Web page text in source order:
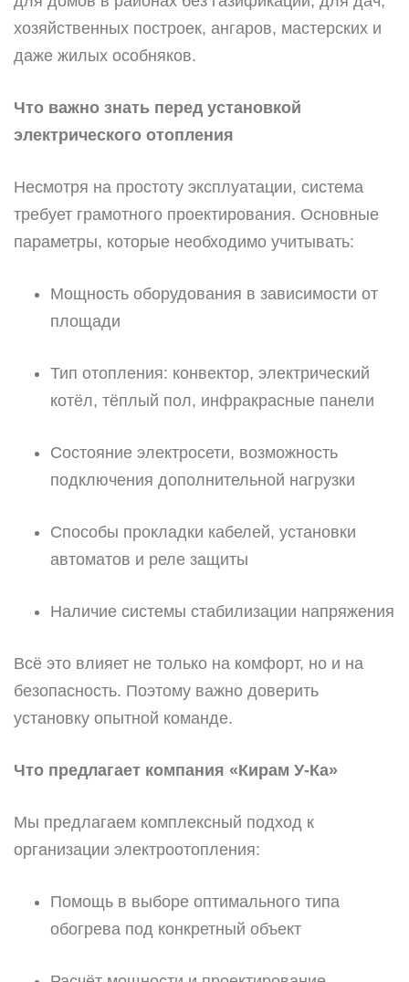
хозяйственных построек, ангаров, мастерских и
даже жилых особняков.
Что важно знать перед установкой
электрического отопления
Несмотря на простоту эксплуатации, система
требует грамотного проектирования. Основные
параметры, которые необходимо учитывать:
Мощность оборудования в зависимости от
площади
Тип отопления: конвектор, электрический
котёл, тёплый пол, инфракрасные панели
Состояние электросети, возможность
подключения дополнительной нагрузки
Способы прокладки кабелей, установки
автоматов и реле защиты
Наличие системы стабилизации напряжения
Всё это влияет не только на комфорт, но и на
безопасность. Поэтому важно доверить
установку опытной команде.
Что предлагает компания «Кирам У-Ка»
Мы предлагаем комплексный подход к
организации электроотопления:
Помощь в выборе оптимального типа
обогрева под конкретный объект